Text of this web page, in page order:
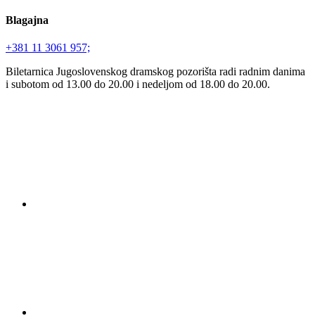
Blagajna
+381 11 3061 957;
Biletarnica Jugoslovenskog dramskog pozorišta radi radnim danima
i subotom od 13.00 do 20.00 i nedeljom od 18.00 do 20.00.